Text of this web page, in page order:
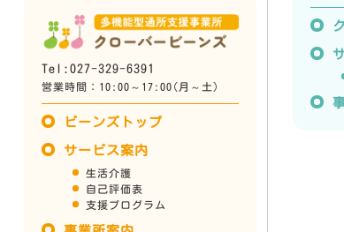
Tel:027-329-6391
営業時間：10:00～17:00(月～土)
ビーンズトップ
サービス案内
生活介護
自己評価表
支援プログラム